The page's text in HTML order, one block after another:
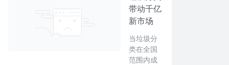
带动千亿
新市场
当垃圾分
类在全国
范围内成